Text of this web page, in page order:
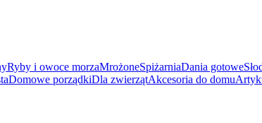
Ryby i owoce morzaMrożoneSpiżarniaDania gotowe
Domowe porządkiDla zwierzątAkcesoria do domu